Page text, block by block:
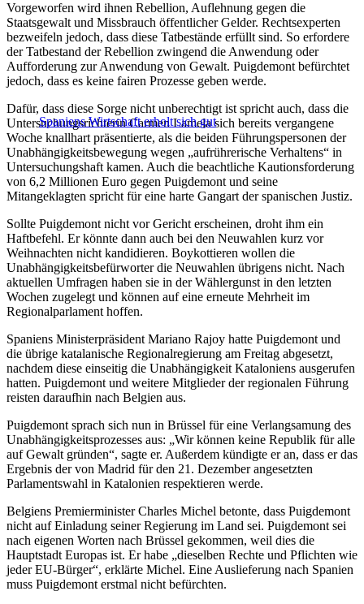
Vorgeworfen wird ihnen Rebellion, Auflehnung gegen die
Staatsgewalt und Missbrauch öffentlicher Gelder. Rechtsexperten
bezweifeln jedoch, dass diese Tatbestände erfüllt sind. So erfordere
der Tatbestand der Rebellion zwingend die Anwendung oder
Aufforderung zur Anwendung von Gewalt. Puigdemont befürchtet
jedoch, dass es keine fairen Prozesse geben werde.
Spaniens Wirtschaft erholt sich gut
Dafür, dass diese Sorge nicht unberechtigt ist spricht auch, dass die
Untersuchungsrichterin Carmen Lamela sich bereits vergangene
Woche knallhart präsentierte, als die beiden Führungspersonen der
Unabhängigkeitsbewegung wegen „aufrührerische Verhaltens“ in
Untersuchungshaft kamen. Auch die beachtliche Kautionsforderung
von 6,2 Millionen Euro gegen Puigdemont und seine
Mitangeklagten spricht für eine harte Gangart der spanischen Justiz.
Sollte Puigdemont nicht vor Gericht erscheinen, droht ihm ein
Haftbefehl. Er könnte dann auch bei den Neuwahlen kurz vor
Weihnachten nicht kandidieren. Boykottieren wollen die
Unabhängigkeitsbefürworter die Neuwahlen übrigens nicht. Nach
aktuellen Umfragen haben sie in der Wählergunst in den letzten
Wochen zugelegt und können auf eine erneute Mehrheit im
Regionalparlament hoffen.
Spaniens Ministerpräsident Mariano Rajoy hatte Puigdemont und
die übrige katalanische Regionalregierung am Freitag abgesetzt,
nachdem diese einseitig die Unabhängigkeit Kataloniens ausgerufen
hatten. Puigdemont und weitere Mitglieder der regionalen Führung
reisten daraufhin nach Belgien aus.
Puigdemont sprach sich nun in Brüssel für eine Verlangsamung des
Unabhängigkeitsprozesses aus: „Wir können keine Republik für alle
auf Gewalt gründen“, sagte er. Außerdem kündigte er an, dass er das
Ergebnis der von Madrid für den 21. Dezember angesetzten
Parlamentswahl in Katalonien respektieren werde.
Belgiens Premierminister Charles Michel betonte, dass Puigdemont
nicht auf Einladung seiner Regierung im Land sei. Puigdemont sei
nach eigenen Worten nach Brüssel gekommen, weil dies die
Hauptstadt Europas ist. Er habe „dieselben Rechte und Pflichten wie
jeder EU-Bürger“, erklärte Michel. Eine Auslieferung nach Spanien
muss Puigdemont erstmal nicht befürchten.